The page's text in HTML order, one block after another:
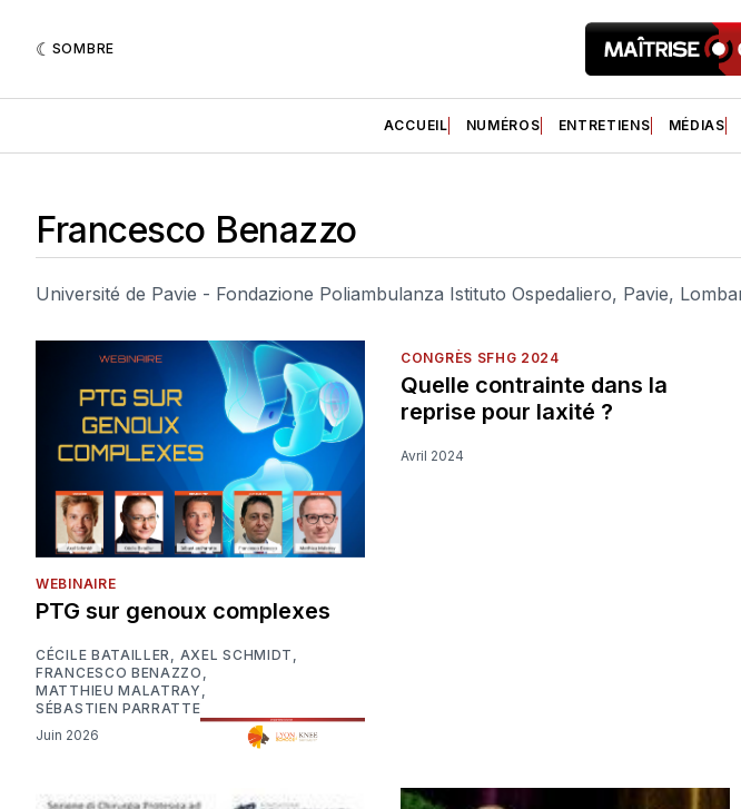
SOMBRE
ACCUEIL NUMÉROS ENTRETIENS MÉDIAS
Francesco Benazzo
Université de Pavie - Fondazione Poliambulanza Istituto Ospedaliero, Pavie,
WEBINAIRE
PTG sur genoux complexes
CÉCILE BATAILLER, AXEL SCHMIDT ,
FRANCESCO BENAZZO ,
MATTHIEU MALATRAY ,
SÉBASTIEN PARRATTE
Juin 2026
CONGRÈS SFHG 2024
Quelle contrainte dans la
reprise pour laxité ?
Avril 2024